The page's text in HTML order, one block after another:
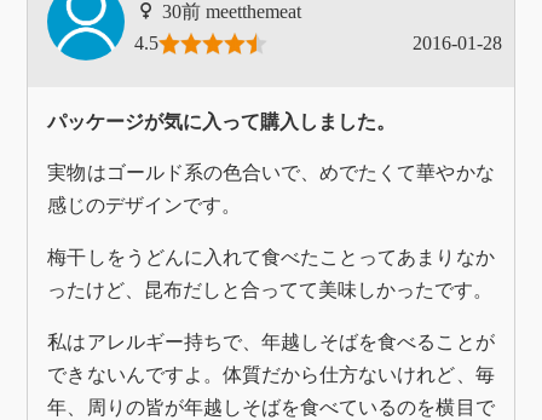
meetthemeat
4.5
2016-01-28
パッケージが気に入って購入しました。
実物はゴールド系の色合いで、めでたくて華やかな
感じのデザインです。
梅干しをうどんに入れて食べたことってあまりなか
ったけど、昆布だしと合ってて美味しかったです。
私はアレルギー持ちで、年越しそばを食べることが
できないんですよ。体質だから仕方ないけれど、毎
年、周りの皆が年越しそばを食べているのを横目で